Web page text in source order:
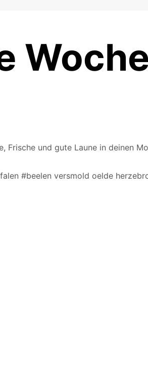
und gute Laune in deinen
#beelen versmold oelde